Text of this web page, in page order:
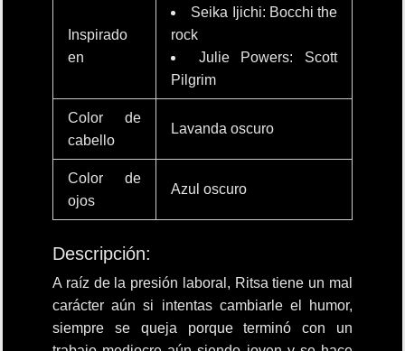
Inspirado
en
Seika Ijichi: Bocchi the
rock
Julie Powers: Scott
Pilgrim
Color de
cabello
Lavanda oscuro
Color de
ojos
Azul oscuro
Descripción:
A raíz de la presión laboral, Ritsa tiene un mal
carácter aún si intentas cambiarle el humor,
siempre se queja porque terminó con un